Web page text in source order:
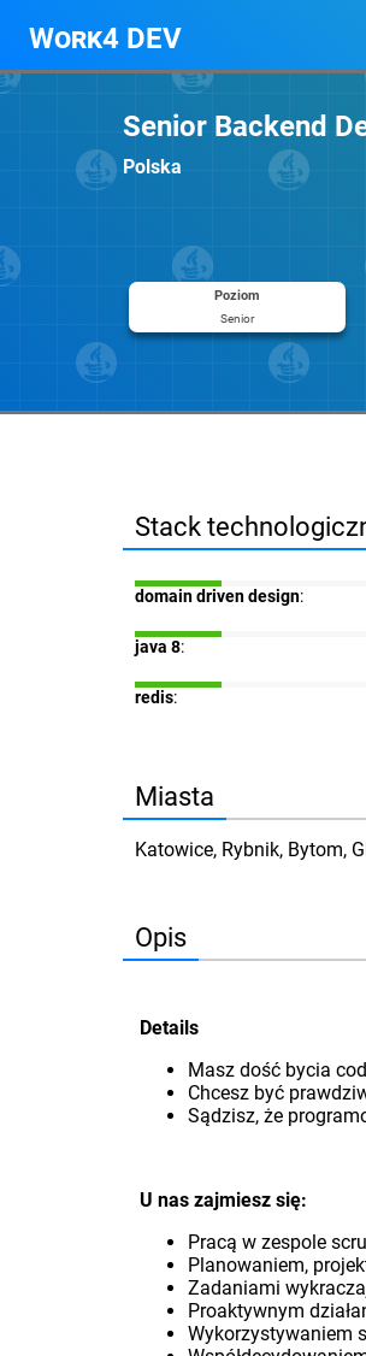
Work4 DEV
Senior Backend
Polska
Poziom
Senior
Stack
domain driven design:
java 8:
redis:
Miasta
Katowice, Rybnik, Bytom,
Opis
Details
Masz dość bycia
Chcesz być
Sądzisz, że
U nas zajmiesz się:
Pracą w zespole
Planowaniem,
Zadaniami
Proaktywnym
Wykorzystywaniem